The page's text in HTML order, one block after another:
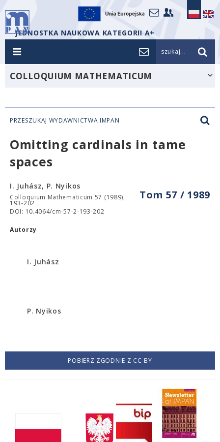
JEDNOSTKA NAUKOWA KATEGORII A+
szukaj...
COLLOQUIUM MATHEMATICUM
PRZESZUKAJ WYDAWNICTWA IMPAN
Omitting cardinals in tame
spaces
Tom 57 / 1989
I. Juhász, P. Nyikos
Colloquium Mathematicum 57 (1989),
193-202
DOI: 10.4064/cm-57-2-193-202
Autorzy
I. Juhász
P. Nyikos
POBIERZ ZGODNIE Z CC-BY